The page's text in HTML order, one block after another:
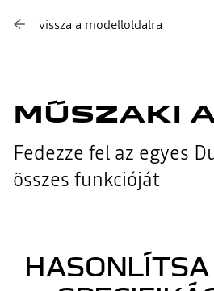
vissza a modelloldalra
MŰSZAKI
Fedezze fel az egyes
összes funkcióját